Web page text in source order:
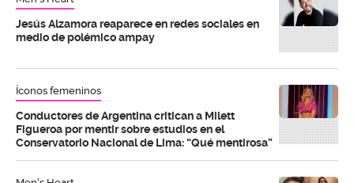
Jesús Alzamora reaparece en redes sociales en
medio de polémico ampay
Íconos femeninos
Conductores de Argentina critican a Milett
Figueroa por mentir sobre estudios en el
Conservatorio Nacional de Lima: “Qué mentirosa”